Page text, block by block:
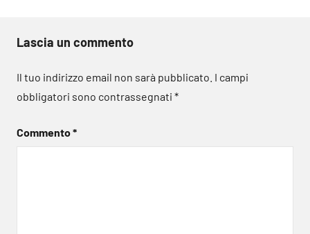
Lascia un commento
Il tuo indirizzo email non sarà pubblicato. I campi
obbligatori sono contrassegnati *
Commento*